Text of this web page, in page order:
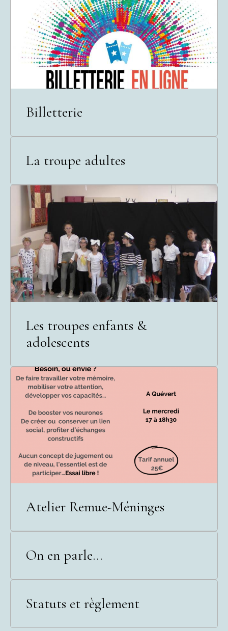
Billetterie
La troupe adultes
Les troupes enfants &
adolescents
Atelier Remue-Méninges
On en parle...
Statuts et règlement